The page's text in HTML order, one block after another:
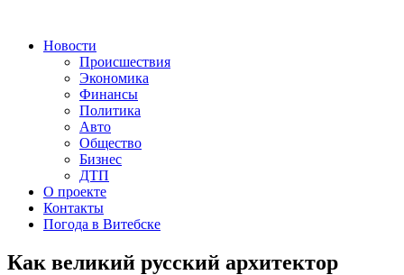
Новости
Происшествия
Экономика
Финансы
Политика
Авто
Общество
Бизнес
ДТП
О проекте
Контакты
Погода в Витебске
Как великий русский архитектор